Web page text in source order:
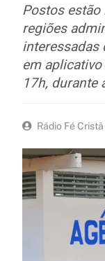
Postos
regiões
interessadas
em
17h, durante
Rádio Fé Cristã